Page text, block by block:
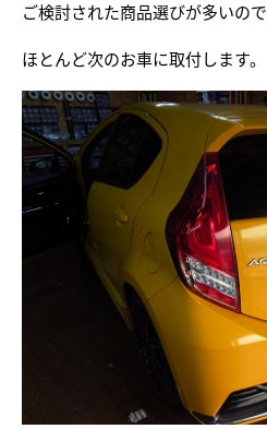
ご検討された商品選びが多いので
ほとんど次のお車に取付します。